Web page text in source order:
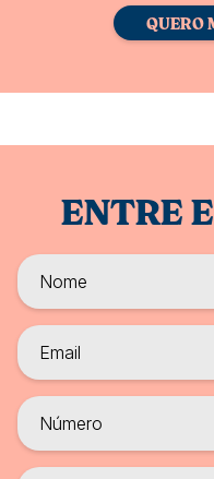
QUERO
ENTRE